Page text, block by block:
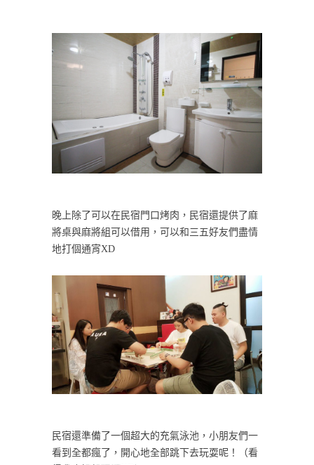
晚上除了可以在民宿門口烤肉，民宿還提供了麻
將桌與麻將組可以借用，可以和三五好友們盡情
地打個通宵XD
民宿還準備了一個超大的充氣泳池，小朋友們一
看到全都瘋了，開心地全部跳下去玩耍呢！（看